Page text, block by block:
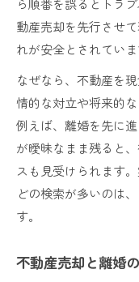
家売却の実
離婚によ
不動産売却
感情の揺れにも
離婚と不動
感情の乱
離婚時の
安全な不動
ら順番を誤るとトラ
動産売却を先行させ
れが安全とされていま
なぜなら、不動産を
情的な対立や将来的
例えば、離婚を先に
が曖昧なまま残ると
スも見受けられます
どの検索が多いのは
す。
不動産売却と離婚